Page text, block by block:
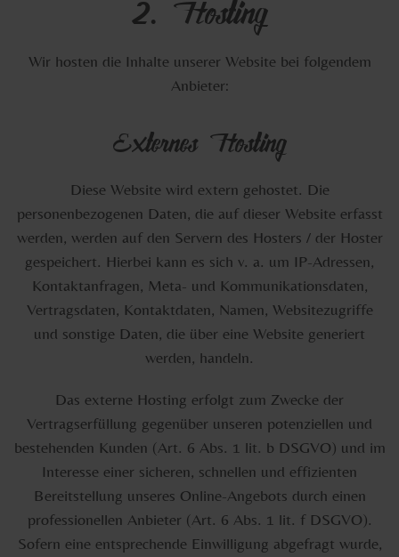
2. Hosting
Wir hosten die Inhalte unserer Website bei folgendem
Anbieter:
Externes Hosting
Diese Website wird extern gehostet. Die
personenbezogenen Daten, die auf dieser Website erfasst
werden, werden auf den Servern des Hosters / der Hoster
gespeichert. Hierbei kann es sich v. a. um IP-Adressen,
Kontaktanfragen, Meta- und Kommunikationsdaten,
Vertragsdaten, Kontaktdaten, Namen, Websitezugriffe
und sonstige Daten, die über eine Website generiert
werden, handeln.
Das externe Hosting erfolgt zum Zwecke der
Vertragserfüllung gegenüber unseren potenziellen und
bestehenden Kunden (Art. 6 Abs. 1 lit. b DSGVO) und im
Interesse einer sicheren, schnellen und effizienten
Bereitstellung unseres Online-Angebots durch einen
professionellen Anbieter (Art. 6 Abs. 1 lit. f DSGVO).
Sofern eine entsprechende Einwilligung abgefragt wurde,